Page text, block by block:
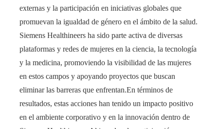
externas y la participación en iniciativas globales que
promuevan la igualdad de género en el ámbito de la salud.
Siemens Healthineers ha sido parte activa de diversas
plataformas y redes de mujeres en la ciencia, la tecnología
y la medicina, promoviendo la visibilidad de las mujeres
en estos campos y apoyando proyectos que buscan
eliminar las barreras que enfrentan.En términos de
resultados, estas acciones han tenido un impacto positivo
en el ambiente corporativo y en la innovación dentro de